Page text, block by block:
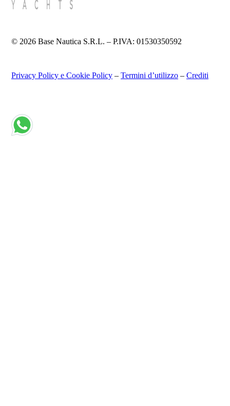
© 2026 Base Nautica S.R.L. – P.IVA: 01530350592
Privacy Policy e Cookie Policy – Termini d’utilizzo – Crediti